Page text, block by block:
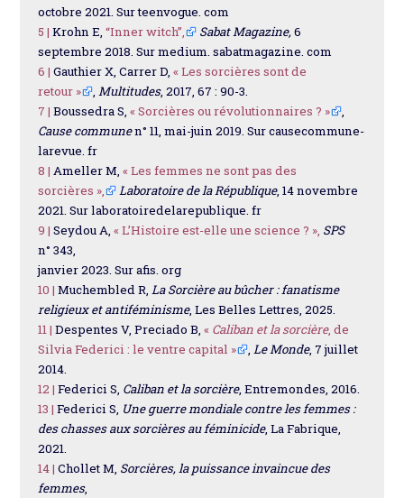
octobre 2021. Sur teenvogue. com
5 | Krohn E,“Inner witch”, Sabat Magazine,6
septembre 2018. Sur medium. sabatmagazine. com
6 | Gauthier X, Carrer D,« Les sorcières sont de
retour »
,Multitudes, 2017, 67 : 90-3.
7 | Boussedra S,« Sorcières ou révolutionnaires ? »
,
Cause communen° 11, mai-juin 2019. Sur causecommune-
larevue. fr
8 | Ameller M,« Les femmes ne sont pas des
sorcières »,
Laboratoire de la République, 14 novembre
2021. Sur laboratoiredelarepublique. fr
9 | Seydou A,« L’Histoire est-elle une science ? », SPS
n° 343,
janvier 2023. Sur afis. org
10 | Muchembled R,La Sorcière au bûcher : fanatisme
religieux et antiféminisme, Les Belles Lettres, 2025.
11 | Despentes V, Preciado B,« Caliban et la sorcière, de
Silvia Federici : le ventre capital »
,Le Monde, 7 juillet
2014.
12 | Federici S, Caliban et la sorcière, Entremondes, 2016.
13 | Federici S, Une guerre mondiale contre les femmes :
des chasses aux sorcières au féminicide, La Fabrique,
2021.
14 | Chollet M, Sorcières, la puissance invaincue des
femmes,